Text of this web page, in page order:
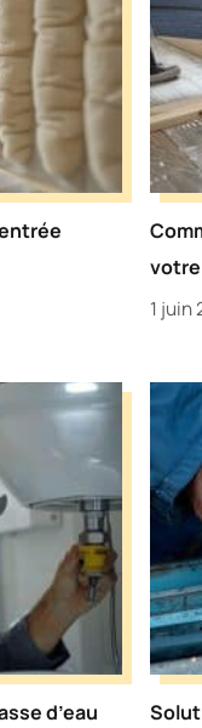
1 juin
d’eau